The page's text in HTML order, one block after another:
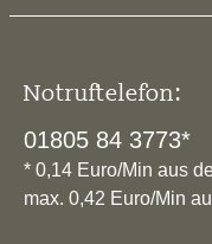
Notruftelefon:
01805 84 3773*
* 0,14 Euro/Min aus
max. 0,42 Euro/Min